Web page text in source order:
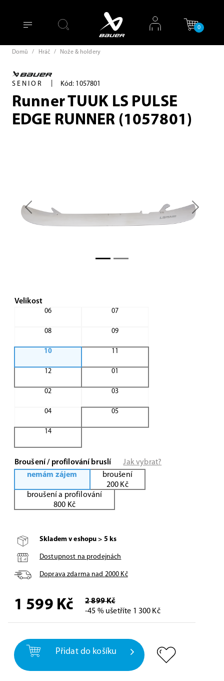
0
Domů / Hráč / Nože & holdery
SENIOR Kód: 1057801
Runner TUUK LS PULSE
EDGE RUNNER (1057801)
Previous Next
Velikost
06 07
08 09
10 11
12 01
02 03
04 05
14
Broušení / profilování bruslí
Jak vybrat?
nemám zájem
broušení
200 Kč
broušení a profilování
800 Kč
Skladem v eshopu > 5 ks
Dostupnost na prodejnách
Doprava zdarma nad 2000 Kč
1 599 Kč
2 899 Kč
-45 % ušetříte 1 300 Kč
Přidat do košíku